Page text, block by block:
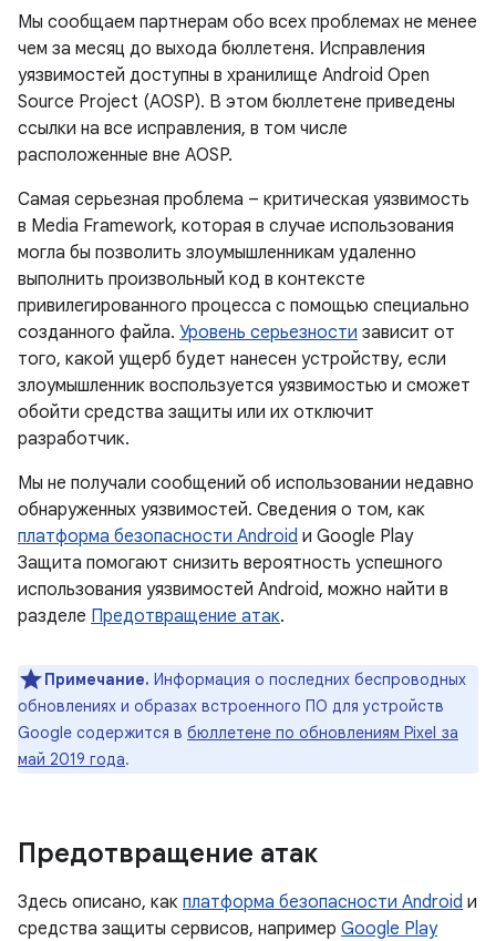
Мы сообщаем партнерам обо всех проблемах не менее
чем за месяц до выхода бюллетеня. Исправления
уязвимостей доступны в хранилище Android Open
Source Project (AOSP). В этом бюллетене приведены
ссылки на все исправления, в том числе
расположенные вне AOSP.
Самая серьезная проблема – критическая уязвимость
в Media Framework, которая в случае использования
могла бы позволить злоумышленникам удаленно
выполнить произвольный код в контексте
привилегированного процесса с помощью специально
созданного файла. Уровень серьезности зависит от
того, какой ущерб будет нанесен устройству, если
злоумышленник воспользуется уязвимостью и сможет
обойти средства защиты или их отключит
разработчик.
Мы не получали сообщений об использовании недавно
обнаруженных уязвимостей. Сведения о том, как
платформа безопасности Android и Google Play
Защита помогают снизить вероятность успешного
использования уязвимостей Android, можно найти в
разделе Предотвращение атак.
Примечание. Информация о последних беспроводных
обновлениях и образах встроенного ПО для устройств
Google содержится в бюллетене по обновлениям Pixel за
май 2019 года.
Предотвращение атак
Здесь описано, как платформа безопасности Android и
средства защиты сервисов, например Google Play